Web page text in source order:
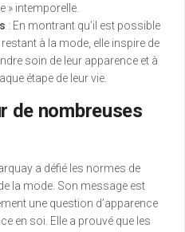
» intemporelle.
: En montrant qu’il est possible
à la mode, elle inspire de
soin de leur apparence et à
étape de leur vie.
de nombreuses
a défié les normes de
la mode. Son message est
une question d’apparence
en soi. Elle a prouvé que les